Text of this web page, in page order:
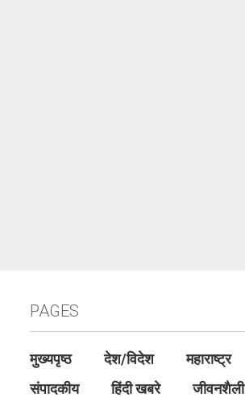
PAGES
मुख्यपृष्ठ देश/विदेश महाराष्ट्र
संपादकीय
हिंदी खबरे जीवनशैली